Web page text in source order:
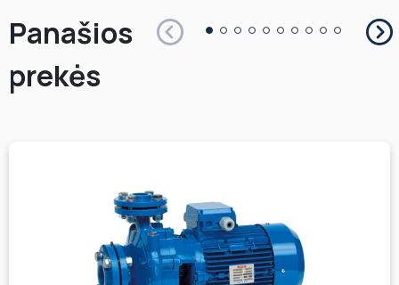
Panašios
prekės